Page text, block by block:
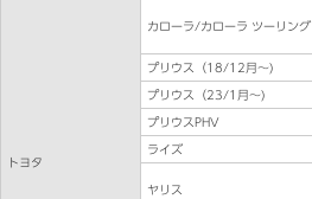
トヨタ
カローラ/カローラ ツーリング
プリウス（18/12月～)
プリウス（23/1月～)
プリウスPHV
ライズ
ヤリス